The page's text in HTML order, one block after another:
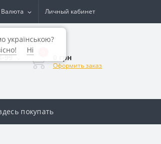
Валюта Личный кабинет
99 0 грн
Оформить заказ
покупать
українською?
Ні